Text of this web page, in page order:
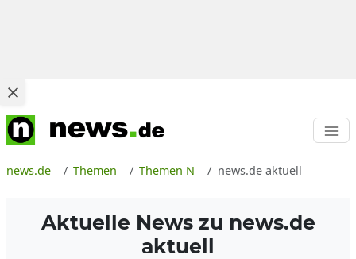
news.de Themen Themen N news.de aktuell
Aktuelle News zu news.de
aktuell